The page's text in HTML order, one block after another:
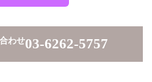
わせ03-6262-5757